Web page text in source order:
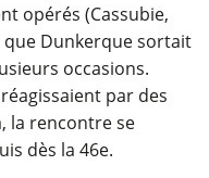
opérés (Cassubie,
que Dunkerque sortait
occasions.
par des
la rencontre se
dès la 46e.